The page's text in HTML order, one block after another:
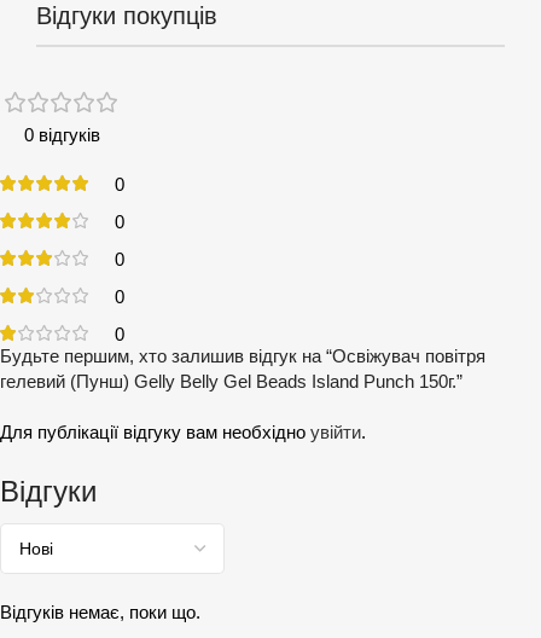
Відгуки покупців
0 відгуків
0
0
0
0
0
Відгуки
Відгуків немає, поки що.
Будьте першим, хто залишив відгук на “Освіжувач повітря
гелевий (Пунш) Gelly Belly Gel Beads Island Punch 150г.”
Для публікації відгуку вам необхідно увійти.